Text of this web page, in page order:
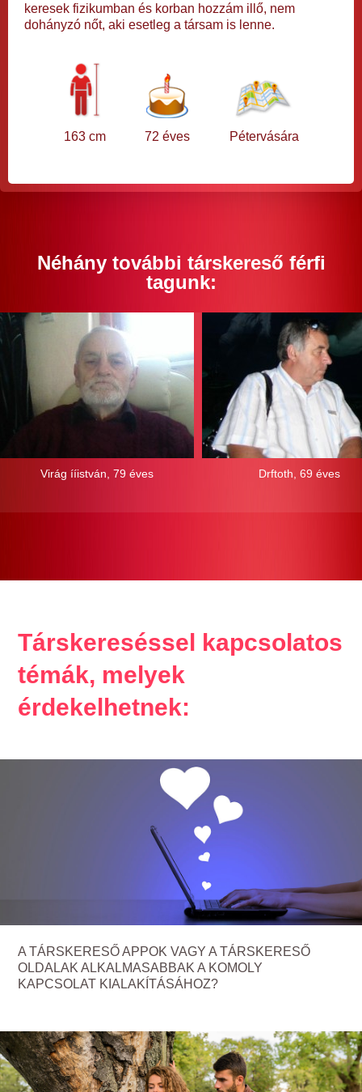
keresek fizikumban és korban hozzám illő, nem
dohányzó nőt, aki esetleg a társam is lenne.
163 cm 72 éves Pétervására
Néhány további társkereső férfi
tagunk:
Virág ííistván, 79 éves Drftoth, 69 éves
Társkereséssel kapcsolatos
témák, melyek
érdekelhetnek:
A TÁRSKERESŐ APPOK VAGY A TÁRSKERESŐ
OLDALAK ALKALMASABBAK A KOMOLY
KAPCSOLAT KIALAKÍTÁSÁHOZ?